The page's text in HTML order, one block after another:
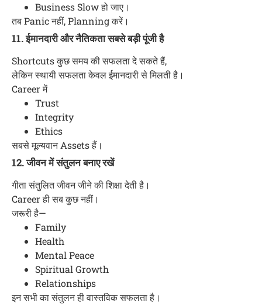
Business Slow हो जाए।
तब Panic नहीं, Planning करें।
11. ईमानदारी और नैतिकता सबसे बड़ी पूंजी है
Shortcuts कुछ समय की सफलता दे सकते हैं,
लेकिन स्थायी सफलता केवल ईमानदारी से मिलती है।
Career में
Trust
Integrity
Ethics
सबसे मूल्यवान Assets हैं।
12. जीवन में संतुलन बनाए रखें
गीता संतुलित जीवन जीने की शिक्षा देती है।
Career ही सब कुछ नहीं।
जरूरी है—
Family
Health
Mental Peace
Spiritual Growth
Relationships
इन सभी का संतुलन ही वास्तविक सफलता है।